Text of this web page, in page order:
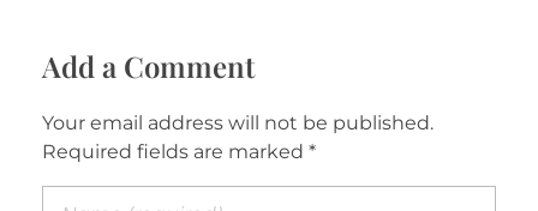
Add a Comment
Your email address will not be published.
Required fields are marked *